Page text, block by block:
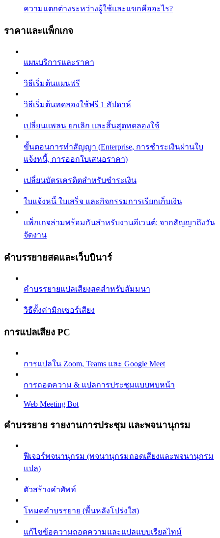
ความแตกต่างระหว่างผู้ใช้และแขกคืออะไร?
ราคาและแพ็กเกจ
แผนบริการและราคา
วิธีเริ่มต้นแผนฟรี
วิธีเริ่มต้นทดลองใช้ฟรี 1 สัปดาห์
เปลี่ยนแพลน ยกเลิก และสิ้นสุดทดลองใช้
ขั้นตอนการทำสัญญา (Enterprise, การชำระเงินผ่านใบ
แจ้งหนี้, การออกใบเสนอราคา)
เปลี่ยนบัตรเครดิตสำหรับชำระเงิน
ใบแจ้งหนี้ ใบเสร็จ และกิจกรรมการเรียกเก็บเงิน
แพ็กเกจล่ามพร้อมกันสำหรับงานอีเวนต์: จากสัญญาถึงวัน
จัดงาน
คำบรรยายสดและเว็บบินาร์
คำบรรยายแปลเสียงสดสำหรับสัมมนา
วิธีตั้งค่ามิกเซอร์เสียง
การแปลเสียง PC
การแปลใน Zoom, Teams และ Google Meet
การถอดความ & แปลการประชุมแบบพบหน้า
Web Meeting Bot
คำบรรยาย รายงานการประชุม และพจนานุกรม
ฟีเจอร์พจนานุกรม (พจนานุกรมถอดเสียงและพจนานุกรม
แปล)
ตัวสร้างคำศัพท์
โหมดคำบรรยาย (พื้นหลังโปร่งใส)
แก้ไขข้อความถอดความและแปลแบบเรียลไทม์